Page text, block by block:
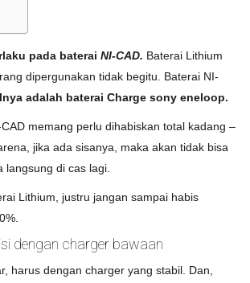
pada baterai NI-CAD. Baterai Lithium
dipergunakan tidak begitu. Baterai NI-
adalah baterai Charge sony eneloop.
memang perlu dihabiskan total kadang –
jika ada sisanya, maka akan tidak bisa
langsung di cas lagi.
Lithium, justru jangan sampai habis
dengan charger bawaan
harus dengan charger yang stabil. Dan,